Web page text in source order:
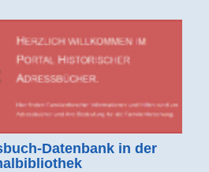
Datenbank in der